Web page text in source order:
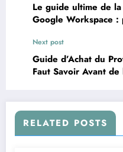
Le guide ultime de
Google Workspace
Next post
Guide d’Achat du
Faut Savoir Avant
RELATED POSTS